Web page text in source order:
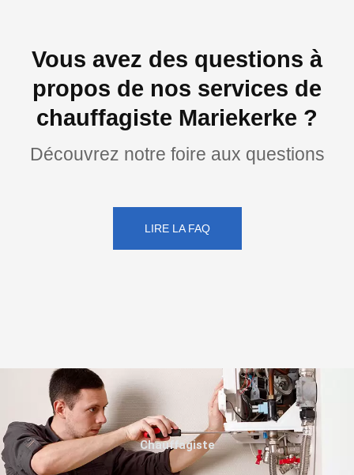
Vous avez des questions à
propos de nos services de
chauffagiste Mariekerke ?
Découvrez notre foire aux questions
LIRE LA FAQ
Chauffagiste